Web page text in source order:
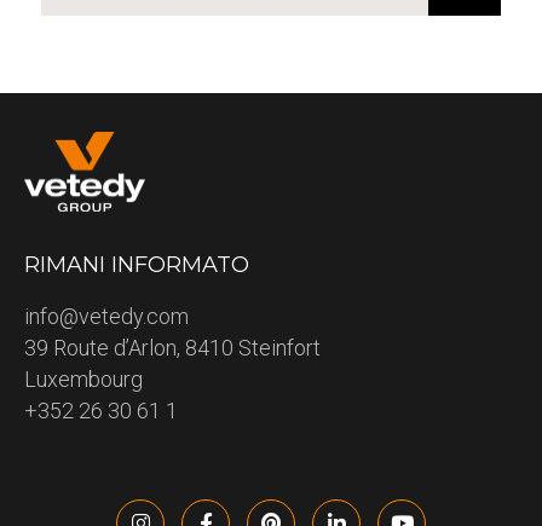
RIMANI INFORMATO
info@vetedy.com
39 Route d’Arlon, 8410 Steinfort
Luxembourg
+352 26 30 61 1